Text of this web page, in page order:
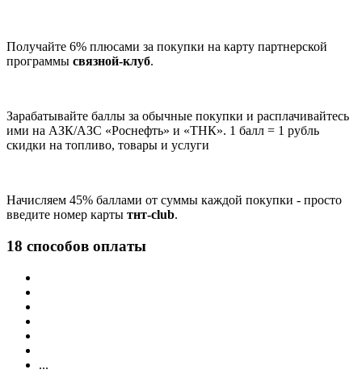
Получайте 6% плюсами за покупки на карту партнерской
программы связной-клуб.
Зарабатывайте баллы за обычные покупки и расплачивайтесь
ими на АЗК/АЗС «Роснефть» и «ТНК». 1 балл = 1 рубль
скидки на топливо, товары и услуги
Начисляем 45% баллами от суммы каждой покупки - просто
введите номер карты тнт-club.
18 способов оплаты
...